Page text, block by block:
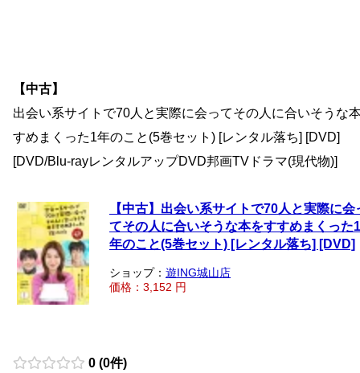
【中古】
出会い系サイトで70人と実際に会ってその人に合いそうな
すめまくった1年のこと(5巻セット) [レンタル落ち] [DVD]
[DVD/Blu-rayレンタルアップDVD邦画TVドラマ(現代物)]
【中古】出会い系サイトで70人と実際に会
てその人に合いそうな本をすすめまくった1
年のこと(5巻セット) [レンタル落ち] [DVD]
ショップ： 遊ING城山店
価格：3,152 円
0 (0件)